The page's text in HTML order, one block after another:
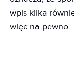
wpis klika
więc na pewno.